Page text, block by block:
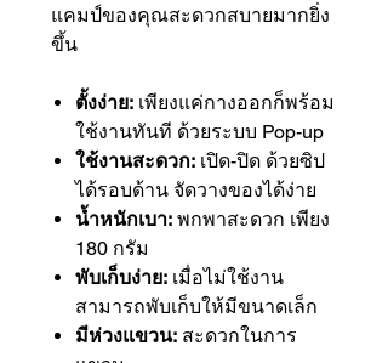
แคมป์ของคุณสะดวกสบายมากยิ่ง
ขึ้น
ตั้งง่าย: เพียงแค่กางออกก็พร้อม
ใช้งานทันที ด้วยระบบ Pop-up
ใช้งานสะดวก: เปิด-ปิด ด้วยซิป
ได้รอบด้าน จัดวางของได้ง่าย
น้ำหนักเบา: พกพาสะดวก เพียง
180 กรัม
พับเก็บง่าย: เมื่อไม่ใช้งาน
สามารถพับเก็บให้มีขนาดเล็ก
มีห่วงแขวน: สะดวกในการ